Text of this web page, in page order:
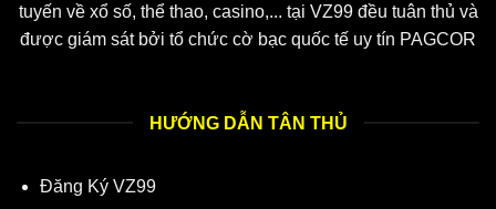
tuyến về xổ số, thể thao, casino,... tại VZ99 đều tuân thủ và
được giám sát bởi tổ chức cờ bạc quốc tế uy tín PAGCOR
HƯỚNG DẪN TÂN THỦ
Đăng Ký VZ99